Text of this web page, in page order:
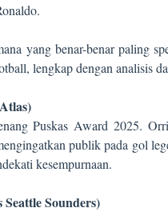
yang benar-benar paling
lengkap dengan analisis
Puskas Award 2025.
publik pada gol
kesempurnaan.
Sounders)